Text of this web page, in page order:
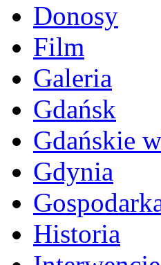
Donosy
Film
Galeria
Gdańsk
Gdańskie
Gdynia
Historia